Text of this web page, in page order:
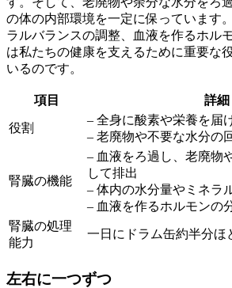
の体の内部環境を一定に保っています
ラルバランスの調整、血液を作るホル
は私たちの健康を支えるために重要な
いるのです。
項目 詳細
役割
– 全身に酸素や栄養を届
– 老廃物や不要な水分の
腎臓の機能
– 血液をろ過し、老廃物
して排出
– 体内の水分量やミネラ
– 血液を作るホルモンの
腎臓の処理
能力
一日にドラム缶約半分ほ
左右に一つずつ